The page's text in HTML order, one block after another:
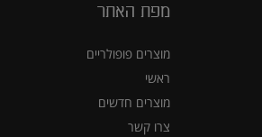
מפת האתר
מוצרים פופולריים
ראשי
מוצרים חדשים
צרו קשר